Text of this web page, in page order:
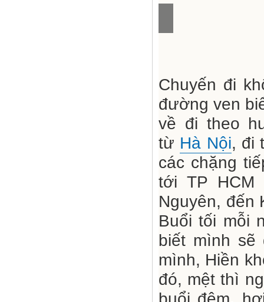
Chuyến đi
đường ven
về đi theo
từ Hà Nội, đi
các chặng
tới TP
Nguyên, đến
Buổi tối mỗi
biết mình
mình, Hiền
đó, mệt thì